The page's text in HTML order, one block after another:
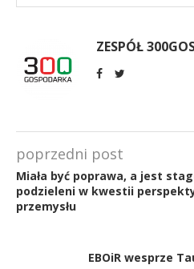
ZESPÓŁ
poprzedni post
Miała być poprawa, a jest
podzieleni w kwestii
przemysłu
EBOiR wesprze